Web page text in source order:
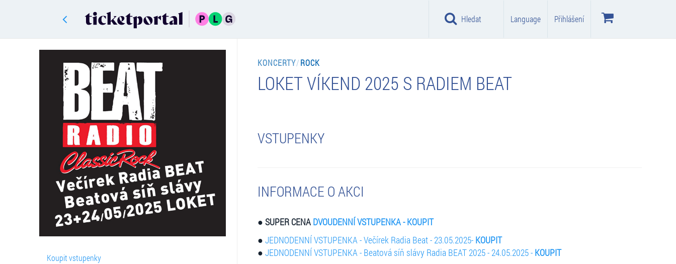
Hledat Language Přihlášení
Koupit vstupenky
KONCERTY/ROCK
LOKET VÍKEND 2025 S RADIEM BEAT
VSTUPENKY
INFORMACE O AKCI
● SUPER CENA DVOUDENNÍ VSTUPENKA - KOUPIT
● JEDNODENNÍ VSTUPENKA - Večírek Radia Beat - 23.05.2025- KOUPIT
● JEDNODENNÍ VSTUPENKA - Beatová síň slávy Radia BEAT 2025 - 24.05.2025 - KOUPIT